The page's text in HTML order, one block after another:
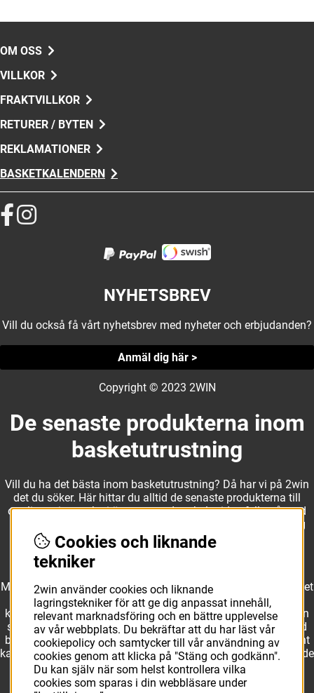
OM OSS
VILLKOR
FRAKTVILLKOR
RETURER / BYTEN
REKLAMATIONER
BASKETKALENDERN
NYHETSBREV
Vill du också få vårt nyhetsbrev med nyheter och erbjudanden?
Anmäl dig här >
Copyright © 2023 2WIN
De senaste produkterna inom
basketutrustning
Vill du ha det bästa inom basketutrustning? Då har vi på 2win
det du söker. Här hittar du alltid de senaste produkterna till
otroliga priser, och vi är noga med att hela tiden fylla på med
nyheter i webbshopen. Det gör oss till ett naturligt val för dig
som vill ha utrustning som överträffar alla andra märken.
Med ett av Sveriges största kläd- och skosortiment inom basket
kan vi erbjuda allt som du eller din klubb behöver. Välj ut
kvalitativa basketbollar och basketskor från välkända märken
som Molten, Nike, Adidas och Spalding och komplettera med
basketkläder från Jordan. I vårt breda och prisvärda sortiment
kan vi erbjuda matchkläder som ger maximal rörelsefrihet, både
på och utanför planen. Oavsett vad du behöver för
basketutrustning kan du vara säker på att hitta den här.
Cookies och liknande
tekniker
2win använder cookies och liknande
lagringstekniker för att ge dig anpassat innehåll,
relevant marknadsföring och en bättre upplevelse
av vår webbplats. Du bekräftar att du har läst vår
cookiepolicy och samtycker till vår användning av
cookies genom att klicka på "Stäng och godkänn".
Du kan själv när som helst kontrollera vilka
cookies som sparas i din webbläsare under